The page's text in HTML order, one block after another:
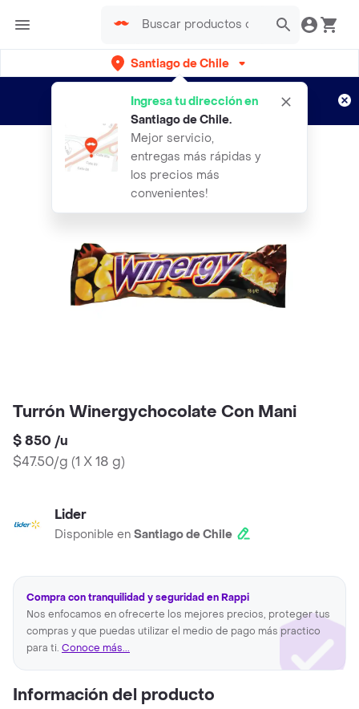
Santiago de Chile
Ingresa tu dirección en
Santiago de Chile.
Mejor servicio,
entregas más rápidas y
los precios más
convenientes!
envíos gratis por semanas
Aplican TyC
Turrón Winergychocolate Con Mani
$ 850 /u
$47.50/g (1 X 18 g)
Lider
Disponible en Santiago de Chile
Compra con tranquilidad y seguridad en Rappi
Nos enfocamos en ofrecerte los mejores precios, proteger tus
compras y que puedas utilizar el medio de pago más practico
para ti. Conoce más...
Información del producto